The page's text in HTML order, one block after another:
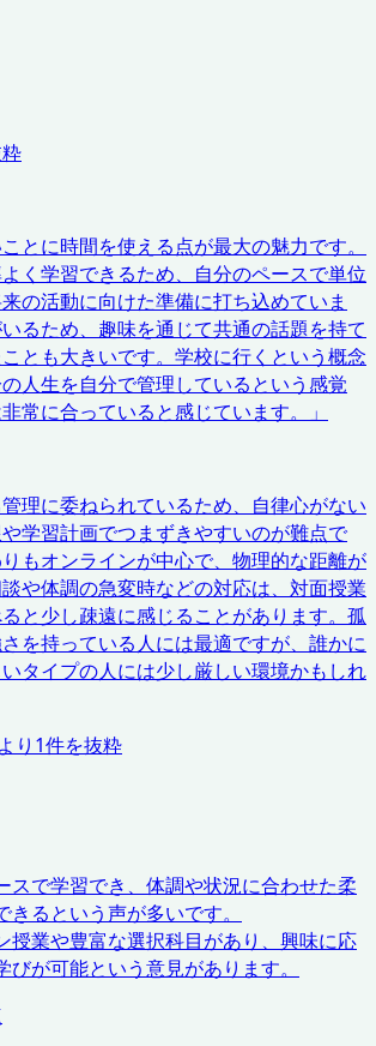
とに時間を使える点が最大の魅力です。
く学習できるため、自分のペースで単位
の活動に向けた準備に打ち込めていま
るため、趣味を通じて共通の話題を持て
とも大きいです。学校に行くという概念
人生を自分で管理しているという感覚
常に合っていると感じています。
」
理に委ねられているため、自律心がない
学習計画でつまずきやすいのが難点で
もオンラインが中心で、物理的な距離が
や体調の急変時などの対応は、対面授業
と少し疎遠に感じることがあります。孤
を持っている人には最適ですが、誰かに
タイプの人には少し厳しい環境かもしれ
り 1件を抜粋
スで学習でき、体調や状況に合わせた柔
きるという声が多いです。
授業や豊富な選択科目があり、興味に応
びが可能という意見があります。